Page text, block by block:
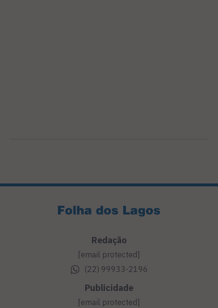
Redação
[email protected]
(22) 99933-2196
Publicidade
[email protected]